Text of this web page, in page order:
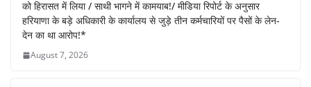
k
को हिरासत में लिया / साथी भागने में कामयाब!/ मीडिया रिपोर्ट के अनुसार
हरियाणा के बड़े अधिकारी के कार्यालय से जुड़े तीन कर्मचारियों पर पैसों के लेन-
देन का था आरोप!*
August 7, 2026